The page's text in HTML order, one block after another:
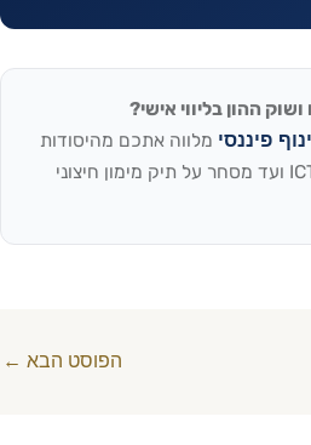
ההון בליווי אישי?
פיננסי מלווה אתכם מהיסודות
ובשיטת ICT / Smart Money ועד מסחר על תיק מימון חיצוני
הפוסט הבא ←